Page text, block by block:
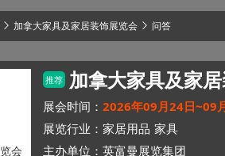
加拿大家具及家居装饰展览会 问答
推荐 加拿大家具及家
展会时间： 2026年09月24日~09
展览行业： 家居用品 家具
主办单位： 英富曼展览集团